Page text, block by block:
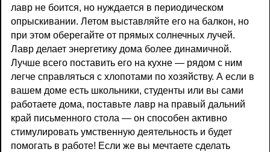
лавр не боится, но нуждается в периодическом
опрыскивании. Летом выставляйте его на балкон, но
при этом оберегайте от прямых солнечных лучей.
Лавр делает энергетику дома более динамичной.
Лучше всего поставить его на кухне — рядом с ним
легче справляться с хлопотами по хозяйству. А если в
вашем доме есть школьники, студенты или вы сами
работаете дома, поставьте лавр на правый дальний
край письменного стола — он способен активно
стимулировать умственную деятельность и будет
помогать в работе! Если же вы мечтаете сделать